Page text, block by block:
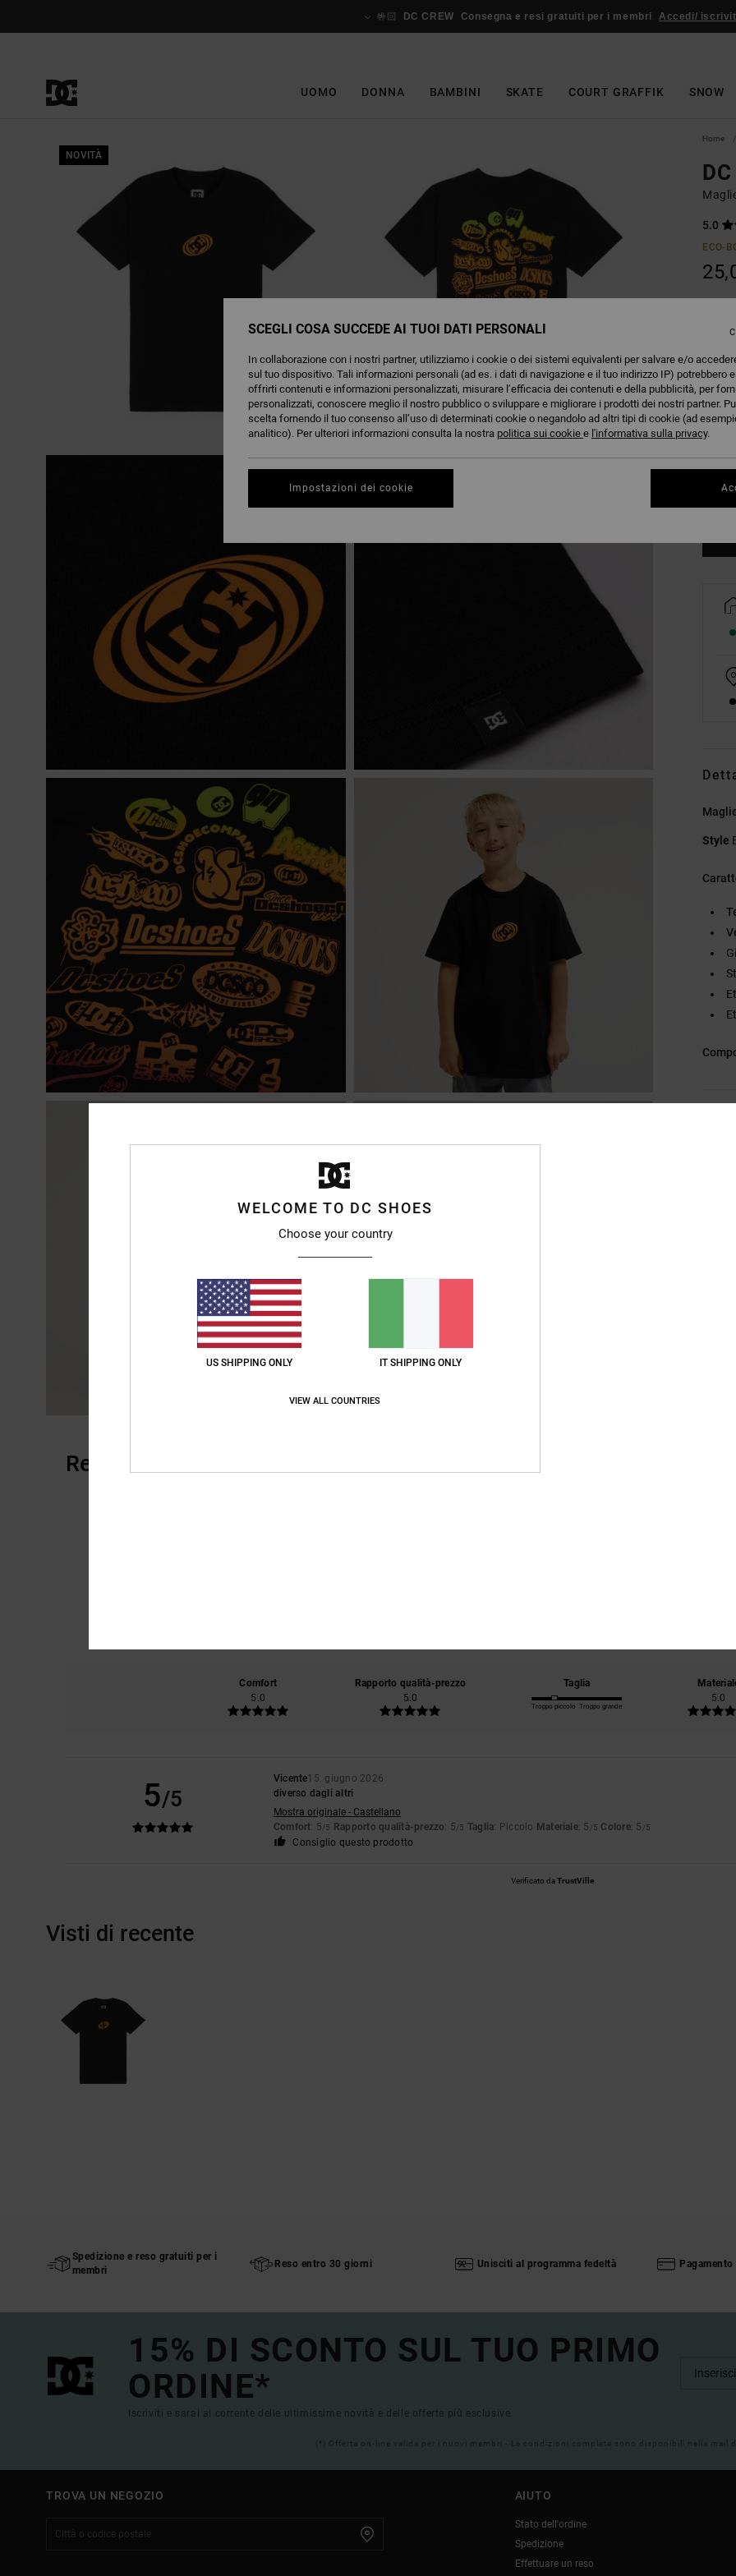
🤟🏻 DC CREW Consegna e resi gratuiti per i membri Accedi/
UOMO DONNA BAMBINI SKATE COURT GRAFFIK SNOW
NOVITÀ
Home
5.0
ECO-
Colori
Style
Recensioni dei clienti
Comfort
5.0
Rapporto qualità-prezzo
5.0
Taglia
Troppo piccolo Troppo grande
5.0
5/5
Vicente15. giugno 2026
diverso dagli altri
Mostra originale - Castellano
Comfort: 5/5 Rapporto qualità-prezzo: 5/5 Taglia: Piccolo Materiale: 5 /5 Colore: 5 /5
Consiglio questo prodotto
Verificato daTrustVille
Visti di recente
Spedizione e reso gratuiti per i
membri
Reso entro 30 giorni Unisciti al programma fedeltà
15% DI SCONTO SUL TUO PRIMO
ORDINE*
Iscriviti e sarai al corrente delle ultimissime novità e delle offerte più esclusive.
(*) Offerta on-line valida per i nuovi membri - Le condizioni complete sono disponibili nella mail
TROVA UN NEGOZIO AIUTO
Stato dell'ordine
Spedizione
Effettuare un reso
WELCOME TO DC SHOES
Choose your country
US SHIPPING ONLY IT SHIPPING ONLY
VIEW ALL COUNTRIES
SCEGLI COSA SUCCEDE AI TUOI DATI PERSONALI
In collaborazione con i nostri partner, utilizziamo i cookie o dei sistemi equivalenti per salvare e/o
sul tuo dispositivo. Tali informazioni personali (ad es. i dati di navigazione e il tuo indirizzo IP) potrebbero
offrirti contenuti e informazioni personalizzati, misurare l’efficacia dei contenuti e della pubblicità, per
personalizzati, conoscere meglio il nostro pubblico o sviluppare e migliorare i prodotti dei nostri partner.
scelta fornendo il tuo consenso all’uso di determinati cookie o negandolo ad altri tipi di cookie (ad
analitico). Per ulteriori informazioni consulta la nostra politica sui cookie e l'informativa sulla privacy.
Impostazioni dei cookie